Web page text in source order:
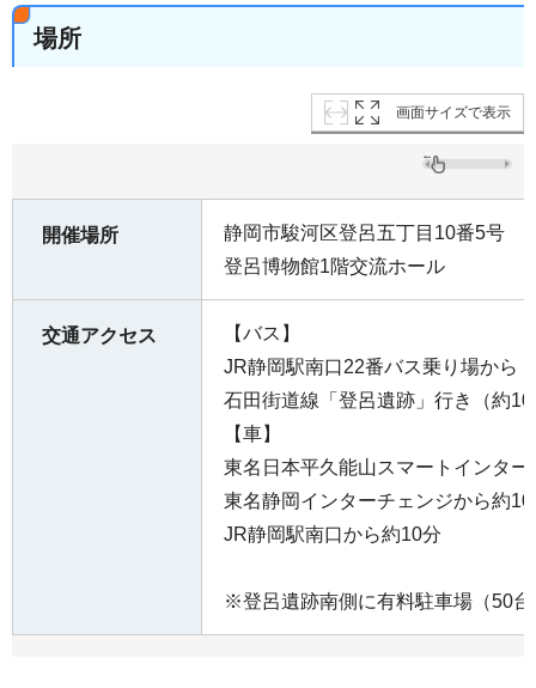
場所
画面サイズで表示
開催場所
静岡市駿河区登呂五丁目10番5号
登呂博物館1階交流ホール
交通アクセス
【バス】
JR静岡駅南口22番バス乗り場から
石田街道線「登呂遺跡」行き（約
【車】
東名日本平久能山スマートインタ
東名静岡インターチェンジから約10
JR静岡駅南口から約10分
※登呂遺跡南側に有料駐車場（50